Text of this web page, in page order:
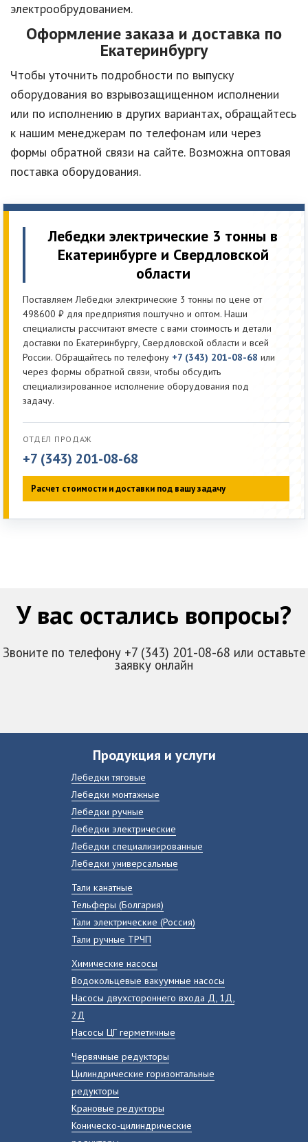
электрообрудованием.
Оформление заказа и доставка по
Екатеринбургу
Чтобы уточнить подробности по выпуску
оборудования во взрывозащищенном исполнении
или по исполнению в других вариантах, обращайтесь
к нашим менеджерам по телефонам или через
формы обратной связи на сайте. Возможна оптовая
поставка оборудования.
Лебедки электрические 3 тонны в
Екатеринбурге и Свердловской
области
Поставляем Лебедки электрические 3 тонны по цене от
498600 ₽ для предприятия поштучно и оптом. Наши
специалисты рассчитают вместе с вами стоимость и детали
доставки по Екатеринбургу, Свердловской области и всей
России. Обращайтесь по телефону +7 (343) 201-08-68 или
через формы обратной связи, чтобы обсудить
специализированное исполнение оборудования под
задачу.
ОТДЕЛ ПРОДАЖ
+7 (343) 201-08-68
Расчет стоимости и доставки под вашу задачу
У вас остались вопросы?
Звоните по телефону +7 (343) 201-08-68 или оставьте
заявку онлайн
Продукция и услуги
Лебедки тяговые
Лебедки монтажные
Лебедки ручные
Лебедки электрические
Лебедки специализированные
Лебедки универсальные
Тали канатные
Тельферы (Болгария)
Тали электрические (Россия)
Тали ручные ТРЧП
Химические насосы
Водокольцевые вакуумные насосы
Насосы двухстороннего входа Д, 1Д,
2Д
Насосы ЦГ герметичные
Червячные редукторы
Цилиндрические горизонтальные
редукторы
Крановые редукторы
Коническо-цилиндрические